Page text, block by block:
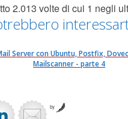
2.013 volte di cui 1 negli
Server con Ubuntu, Postfix,
Mailscanner - parte 4
by